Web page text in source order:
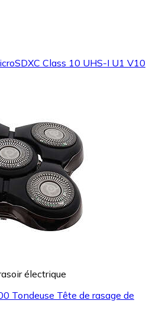
Class 10 UHS-I U1 V10
électrique
Tondeuse Tête de rasage de